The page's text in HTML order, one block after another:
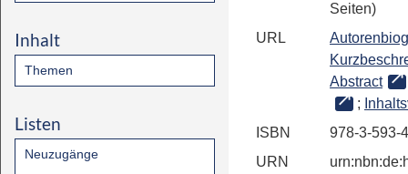
Inhalt
Themen
Listen
Neuzugänge
Seiten)
URL
Abstract
;
ISBN
978-3-593-
URN